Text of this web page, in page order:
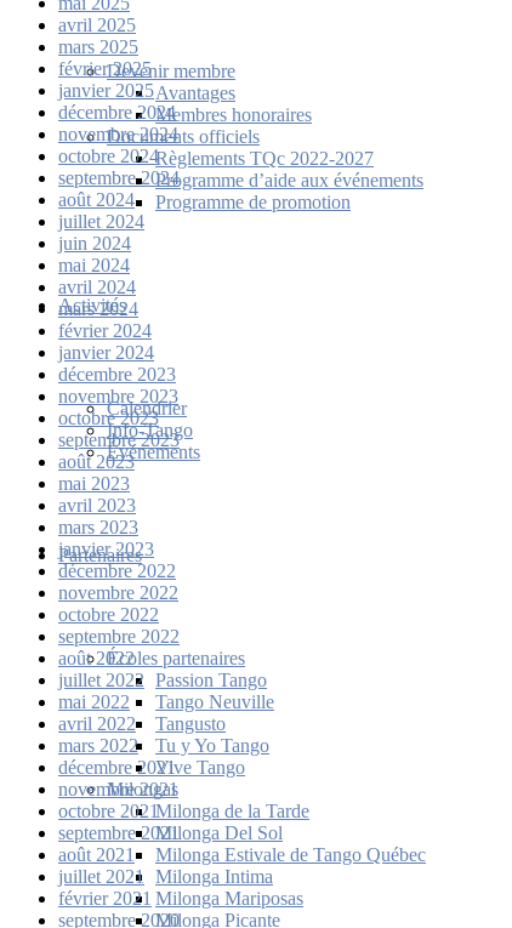
Devenir membre
Avantages
Membres honoraires
Documents officiels
Règlements TQc 2022-2027
Programme d’aide aux événements
Programme de promotion
Activités
Calendrier
Info-Tango
Événements
Partenaires
Écoles partenaires
Passion Tango
Tango Neuville
Tangusto
Tu y Yo Tango
Vive Tango
Milongas
Milonga de la Tarde
Milonga Del Sol
Milonga Estivale de Tango Québec
Milonga Intima
Milonga Mariposas
Milonga Picante
avril 2025
mars 2025
février 2025
janvier 2025
décembre 2024
novembre 2024
octobre 2024
septembre 2024
août 2024
juillet 2024
juin 2024
mai 2024
avril 2024
mars 2024
février 2024
janvier 2024
décembre 2023
novembre 2023
octobre 2023
septembre 2023
août 2023
mai 2023
avril 2023
mars 2023
janvier 2023
décembre 2022
novembre 2022
octobre 2022
septembre 2022
août 2022
juillet 2022
mai 2022
avril 2022
mars 2022
décembre 2021
novembre 2021
octobre 2021
septembre 2021
août 2021
juillet 2021
février 2021
septembre 2020